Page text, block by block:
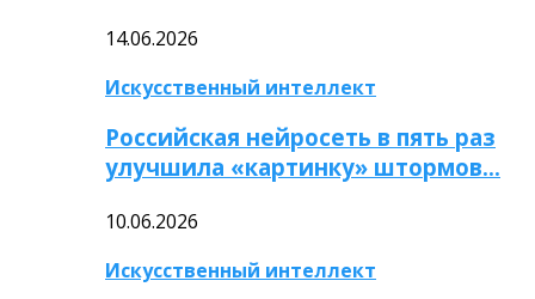
14.06.2026
Искусственный интеллект
Российская нейросеть в пять раз
улучшила «картинку» штормов…
10.06.2026
Искусственный интеллект